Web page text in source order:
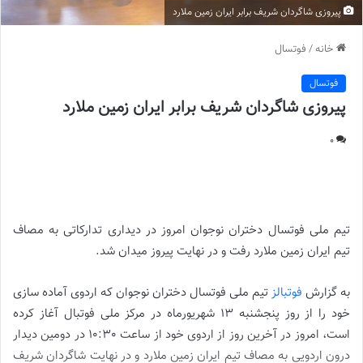
پیروزی شاگردان شریف برابر ایران زمین ملارد
خانه/ فوتسال
فوتسال
پیروزی شاگردان شریف برابر ایران زمین ملارد
0
تیم ملی فوتسال دختران نوجوان امروز در دیداری تدارکاتی به مصاف
تیم ایران زمین ملارد رفت و در نهایت پیروز میدان شد.
به گزارش فوتبالزتیم ملی فوتسال دختران نوجوان که اردوی آماده سازی
خود را از روز پنجشنبه 13 شهریورماه در مرکز ملی فوتبال آغاز کرده
است، امروز در آخرین روز از اردوی خود از ساعت 10:30 در دومین دیدار
درون اردویی به مصاف تیم ایران زمین ملارد و در نهایت شاگردان شریف